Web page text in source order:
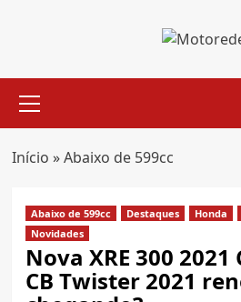
Menu
Início »Abaixo de 599cc
Abaixo de 599cc Destaques Honda
Novidades
Nova XRE 300
CB Twister 2021